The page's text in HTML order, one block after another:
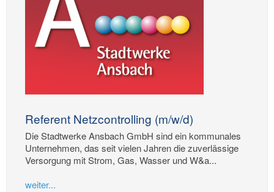
Referent Netzcontrolling (m/w/d)
Die Stadtwerke Ansbach GmbH sind ein kommunales
Unternehmen, das seit vielen Jahren die zuverlässige
Versorgung mit Strom, Gas, Wasser und W&a...
weiter...